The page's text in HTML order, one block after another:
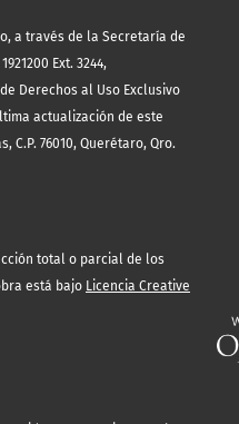
a través de la Secretaría de
Ext. 3244,
Derechos al Uso Exclusivo
actualización de este
C.P. 76010, Querétaro, Qro.
total o parcial de los
está bajo Licencia Creative